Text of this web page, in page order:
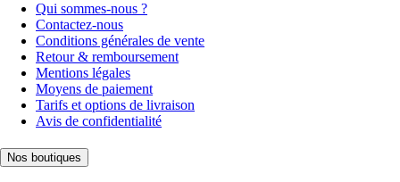
Qui sommes-nous ?
Contactez-nous
Conditions générales de vente
Retour & remboursement
Mentions légales
Moyens de paiement
Tarifs et options de livraison
Avis de confidentialité
Nos boutiques